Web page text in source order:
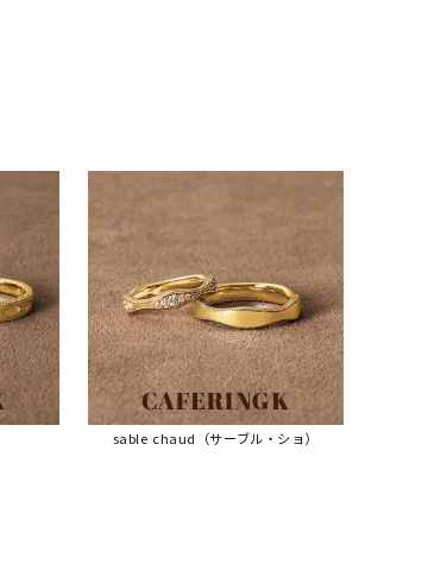
sable chaud（サーブル・ショ）